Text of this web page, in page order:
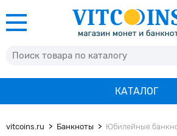
КАТАЛОГ
vitcoins.ru Банкноты Юбилейные